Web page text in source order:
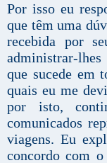
Por isso eu
que têm uma
recebida por
administrar-
que sucede em
quais eu me
por isto,
comunicados
viagens. Eu
concordo com